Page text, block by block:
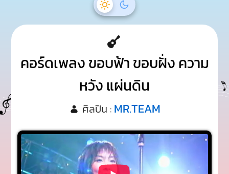
คอร์ดเพลง ขอบฟ้า ขอบฝั่ง ความ
หวัง แผ่นดิน
ศิลปิน : MR.TEAM